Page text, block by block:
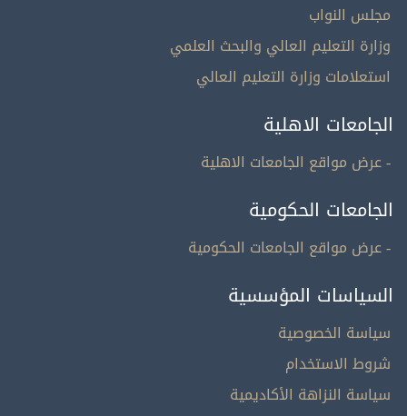
مجلس النواب
وزارة التعليم العالي والبحث العلمي
استعلامات وزارة التعليم العالي
الجامعات الاهلية
- عرض مواقع الجامعات الاهلية
الجامعات الحكومية
- عرض مواقع الجامعات الحكومية
السياسات المؤسسية
سياسة الخصوصية
شروط الاستخدام
سياسة النزاهة الأكاديمية